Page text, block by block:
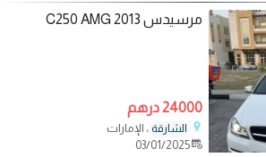
مرسيدس C250 AMG 2013
24000 درهم
الشارقة ، الإمارات
03/01/2025